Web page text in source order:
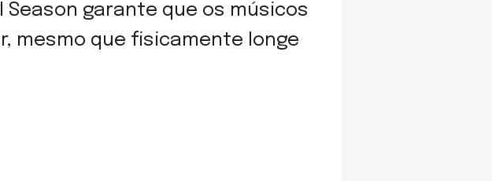
garante que os músicos
mesmo que fisicamente longe